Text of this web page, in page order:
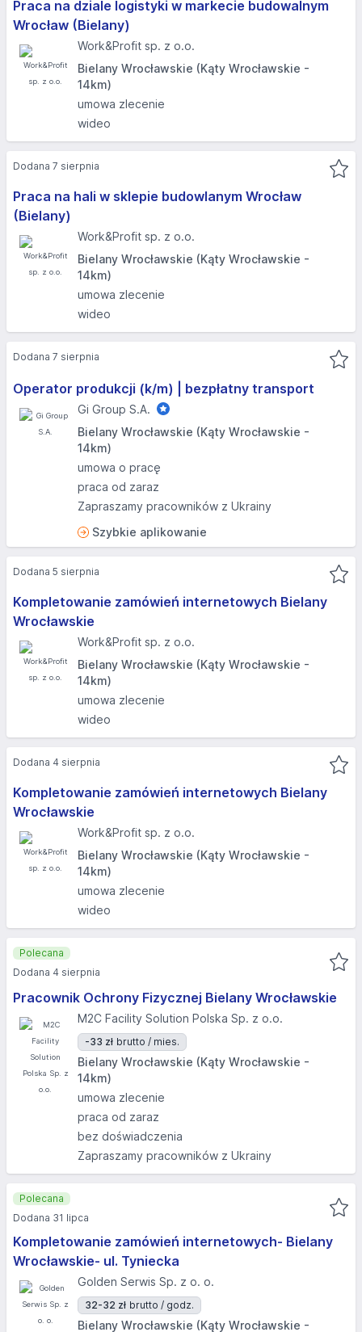
Praca na dziale logistyki w markecie budowalnym
Wrocław (Bielany)
Work&Profit sp. z o.o.
Bielany Wrocławskie (Kąty Wrocławskie -
14km)
umowa zlecenie
wideo
Praca na hali w sklepie budowlanym Wrocław
(Bielany)
Work&Profit sp. z o.o.
Bielany Wrocławskie (Kąty Wrocławskie -
14km)
umowa zlecenie
wideo
Dodana 7 sierpnia
Operator produkcji (k/m) | bezpłatny transport
Gi Group S.A.
Bielany Wrocławskie (Kąty Wrocławskie -
14km)
umowa o pracę
praca od zaraz
Zapraszamy pracowników z Ukrainy
Szybkie aplikowanie
Dodana 7 sierpnia
Kompletowanie zamówień internetowych Bielany
Wrocławskie
Work&Profit sp. z o.o.
Bielany Wrocławskie (Kąty Wrocławskie -
14km)
umowa zlecenie
wideo
Dodana 5 sierpnia
Kompletowanie zamówień internetowych Bielany
Wrocławskie
Work&Profit sp. z o.o.
Bielany Wrocławskie (Kąty Wrocławskie -
14km)
umowa zlecenie
wideo
Dodana 4 sierpnia
Pracownik Ochrony Fizycznej Bielany Wrocławskie
M2C Facility Solution Polska Sp. z o.o.
-33 zł brutto / mies.
Bielany Wrocławskie (Kąty Wrocławskie -
14km)
umowa zlecenie
praca od zaraz
bez doświadczenia
Zapraszamy pracowników z Ukrainy
Polecana
Dodana 4 sierpnia
Kompletowanie zamówień internetowych- Bielany
Wrocławskie- ul. Tyniecka
Golden Serwis Sp. z o. o.
32-32 zł brutto / godz.
Bielany Wrocławskie (Kąty Wrocławskie -
Polecana
Dodana 31 lipca